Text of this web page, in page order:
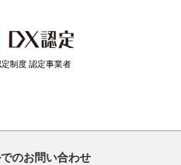
定制度 認定事業者
のお問い合わせ